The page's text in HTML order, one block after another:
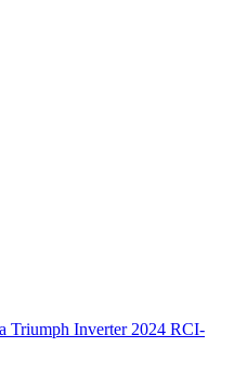
Triumph Inverter 2024 RCI-